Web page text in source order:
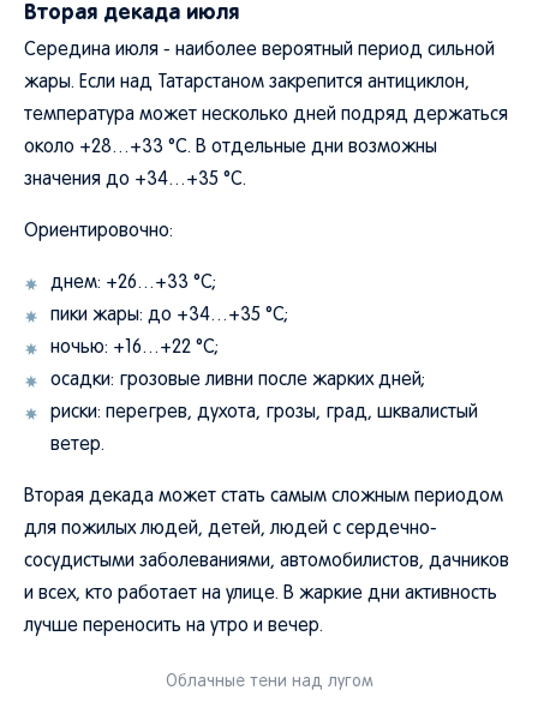
Вторая декада июля
Середина июля - наиболее вероятный период сильной
жары. Если над Татарстаном закрепится антициклон,
температура может несколько дней подряд держаться
около +28…+33 °C. В отдельные дни возможны
значения до +34…+35 °C.
Ориентировочно:
днем: +26…+33 °C;
пики жары: до +34…+35 °C;
ночью: +16…+22 °C;
осадки: грозовые ливни после жарких дней;
риски: перегрев, духота, грозы, град, шквалистый
ветер.
Вторая декада может стать самым сложным периодом
для пожилых людей, детей, людей с сердечно-
сосудистыми заболеваниями, автомобилистов, дачников
и всех, кто работает на улице. В жаркие дни активность
лучше переносить на утро и вечер.
Облачные тени над лугом